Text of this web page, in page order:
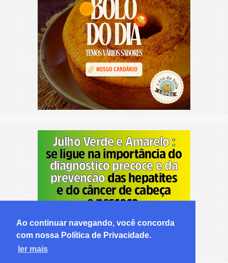
Ao continuar navegando, você concorda
com nossa Política de Privacidade.
ler mais